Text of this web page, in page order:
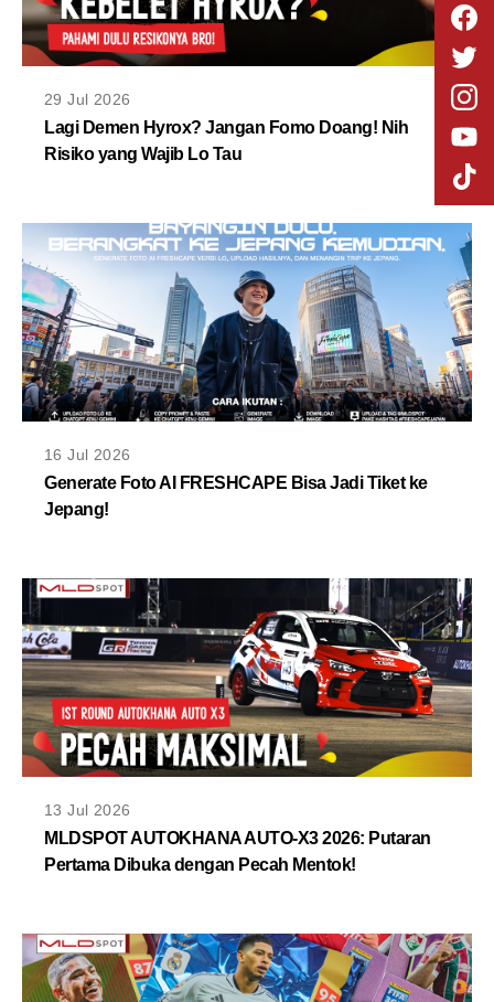
29 Jul 2026
Lagi Demen Hyrox? Jangan Fomo Doang! Nih
Risiko yang Wajib Lo Tau
16 Jul 2026
Generate Foto AI FRESHCAPE Bisa Jadi Tiket ke
Jepang!
13 Jul 2026
MLDSPOT AUTOKHANA AUTO-X3 2026: Putaran
Pertama Dibuka dengan Pecah Mentok!